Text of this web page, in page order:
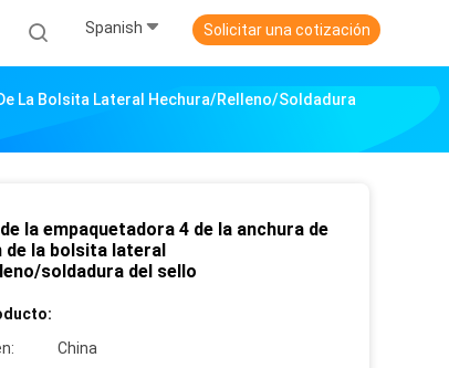
Spanish Solicitar una cotización
De La Bolsita Lateral Hechura/relleno/soldadura
la empaquetadora 4 de la anchura de
de la bolsita lateral
soldadura del sello
China